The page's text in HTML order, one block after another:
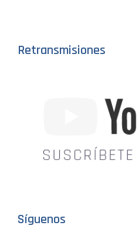
Retransmisiones
Síguenos